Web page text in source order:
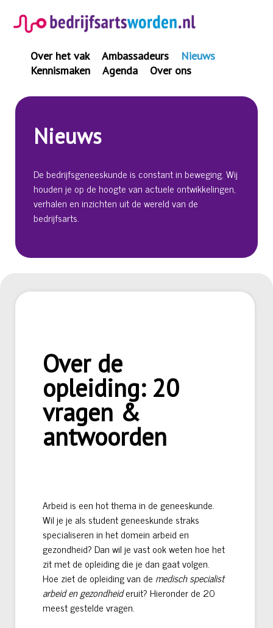
naar
inhoud
Over het vak Ambassadeurs
Nieuws
Kennismaken
Agenda Over ons
Nieuws
De bedrijfsgeneeskunde is constant in beweging. Wij
houden je op de hoogte van actuele ontwikkelingen,
verhalen en inzichten uit de wereld van de
bedrijfsarts.
Over de
opleiding: 20
vragen &
antwoorden
Arbeid is een hot thema in de geneeskunde.
Wil je je als student geneeskunde straks
specialiseren in het domein arbeid en
gezondheid? Dan wil je vast ook weten hoe het
zit met de opleiding die je dan gaat volgen.
Hoe ziet de opleiding van de medisch specialist
arbeid en gezondheideruit? Hieronder de 20
meest gestelde vragen.